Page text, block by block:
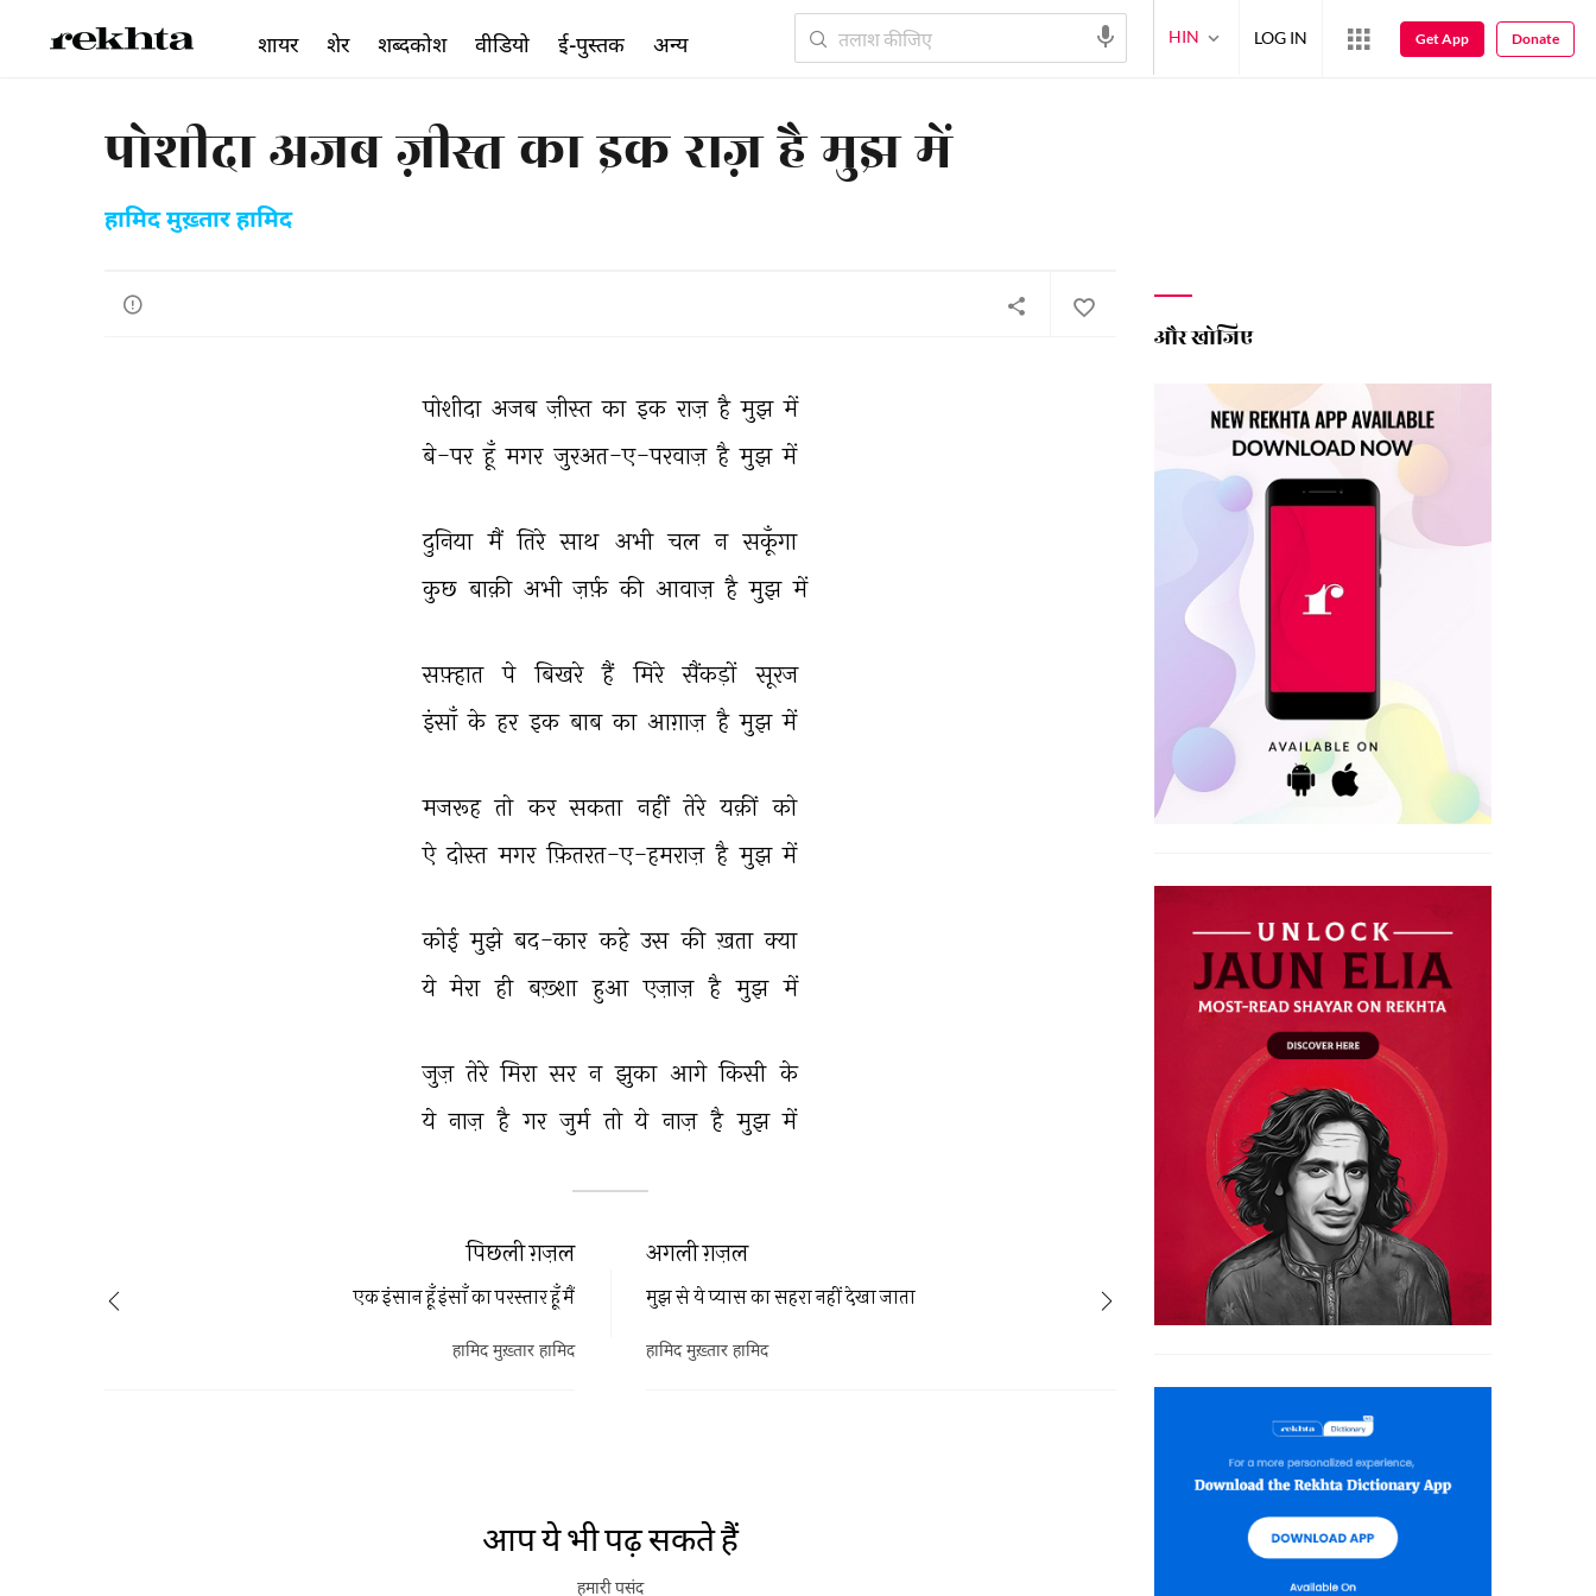
पोशीदा अजब ज़ीस्त का इक राज़ है मुझ में
हामिद मुख़्तार हामिद
पोशीदा अजब ज़ीस्त का इक राज़ है मुझ में
बे-पर हूँ मगर जुरअत-ए-परवाज़ है मुझ में
दुनिया मैं तिरे साथ अभी चल न सकूँगा
कुछ बाक़ी अभी ज़र्फ़ की आवाज़ है मुझ में
सफ़्हात पे बिखरे हैं मिरे सैंकड़ों
सूरज
इंसाँ के हर इक बाब का आग़ाज़ है मुझ में
मजरूह तो कर सकता नहीं तेरे यक़ीं को
ऐ दोस्त मगर फ़ितरत-ए-हमराज़ है मुझ में
कोई मुझे बद-कार कहे उस की ख़ता क्या
ये मेरा ही बख़्शा हुआ एज़ाज़ है मुझ में
जुज़ तेरे मिरा सर न झुका आगे किसी के
ये नाज़ है गर जुर्म तो ये नाज़ है मुझ में
अगली ग़ज़ल
मुझ से ये प्यास का सहरा नहीं देखा जाता
हामिद मुख़्तार हामिद
पिछली ग़ज़ल
एक इंसान हूँ इंसाँ का परस्तार हूँ मैं
हामिद मुख़्तार हामिद
आप ये भी पढ़ सकते हैं
हमारी पसंद
और खोजिए
शायर शेर शब्दकोश वीडियो ई-पुस्तक अन्य HIN LOG IN Get App Donate